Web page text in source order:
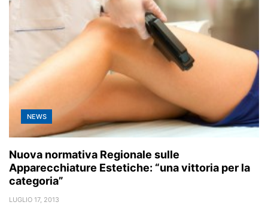
NEWS
Nuova normativa Regionale sulle
Apparecchiature Estetiche: “una vittoria per la
categoria”
LUGLIO 17, 2013